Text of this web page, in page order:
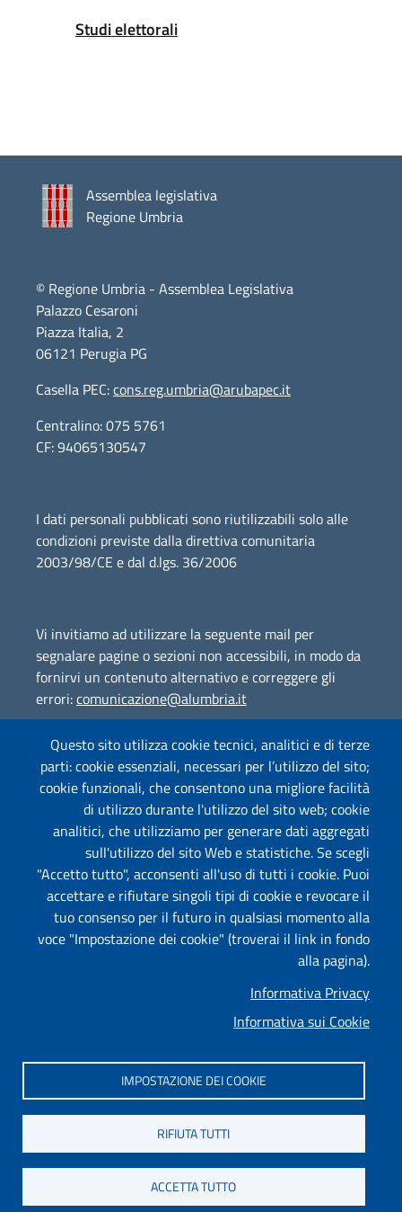
Studi elettoraliAttivo
Assemblea legislativa
Regione Umbria
© Regione Umbria - Assemblea Legislativa
Palazzo Cesaroni
Piazza Italia, 2
06121 Perugia PG
Casella PEC:cons.reg.umbria@arubapec.it
Centralino: 075 5761
CF: 94065130547
I dati personali pubblicati sono riutilizzabili solo alle
condizioni previste dalla direttiva comunitaria
2003/98/CE e dal d.lgs. 36/2006
Vi invitiamo ad utilizzare la seguente mail per
segnalare pagine o sezioni non accessibili, in modo da
fornirvi un contenuto alternativo e correggere gli
errori:comunicazione@alumbria.it
Amministrazione Trasparente
Segnalazione Illeciti(whistleblowing)
Albo on-line
Piè di pagina
Useful links section
Impostazione dei cookie
Dichiarazione di accessibilità
Intranet
Questo sito utilizza cookie tecnici, analitici e di terze
parti: cookie essenziali, necessari per l’utilizzo del sito;
cookie funzionali, che consentono una migliore facilità
di utilizzo durante l'utilizzo del sito web; cookie
analitici, che utilizziamo per generare dati aggregati
sull'utilizzo del sito Web e statistiche. Se scegli
"Accetto tutto", acconsenti all'uso di tutti i cookie. Puoi
accettare e rifiutare singoli tipi di cookie e revocare il
tuo consenso per il futuro in qualsiasi momento alla
voce "Impostazione dei cookie" (troverai il link in fondo
alla pagina).
Informativa Privacy
Informativa sui Cookie
IMPOSTAZIONE DEI COOKIE
RIFIUTA TUTTI
ACCETTA TUTTO